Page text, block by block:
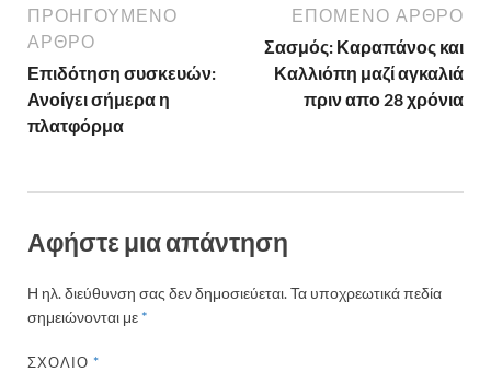
ΠΡΟΗΓΟΎΜΕΝΟ
ΆΡΘΡΟ
Επιδότηση συσκευών:
Ανοίγει σήμερα η
πλατφόρμα
ΕΠΌΜΕΝΟ ΆΡΘΡΟ
Σασμός: Καραπάνος και
Καλλιόπη μαζί αγκαλιά
πριν απο 28 χρόνια
Αφήστε μια απάντηση
Η ηλ. διεύθυνση σας δεν δημοσιεύεται.Τα υποχρεωτικά πεδία
σημειώνονται με *
ΣΧΌΛΙΟ*